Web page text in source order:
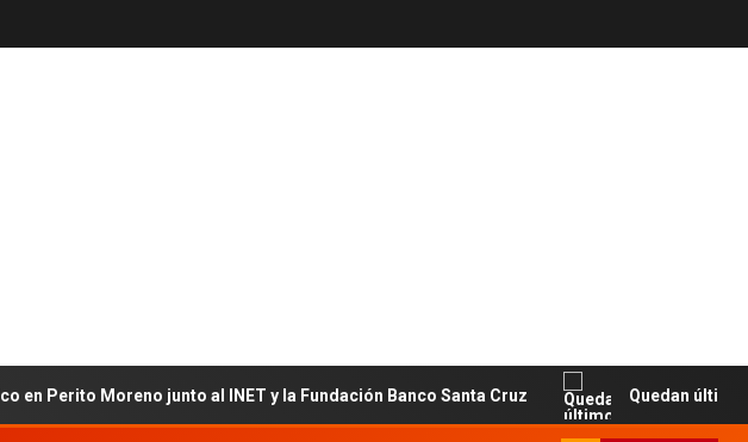
Moreno junto al INET y la Fundación Banco Santa Cruz Quedan últimos